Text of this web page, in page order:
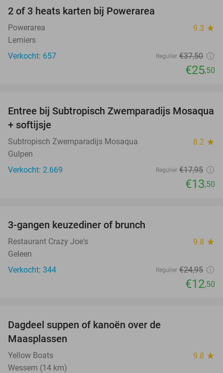
2 of 3 heats karten bij Powerarea
Powerarea 9.3 star
Lemiers
Verkocht: 657
Regulier €37,50
€25,50
25%
Entree bij Subtropisch Zwemparadijs Mosaqua
+ softijsje
Subtropisch Zwemparadijs Mosaqua 8.2 star
Gulpen
Verkocht: 2.669
Regulier €17,95
€13,50
3-gangen keuzediner of brunch
Restaurant Crazy Joe's 9.8 star
Geleen
Verkocht: 344
Regulier €24,95
€12,50
Dagdeel suppen of kanoën over de
Maasplassen
Yellow Boats 9.8 star
Wessem (14 km)